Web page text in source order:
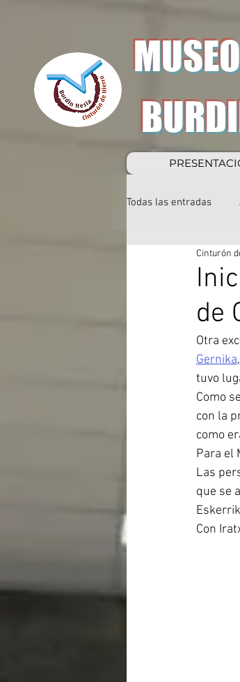
Todas las entradas
de
Cinturón
Otra
Gernika
tuvo
Como
con la
como
Para el
Las
que se
Con